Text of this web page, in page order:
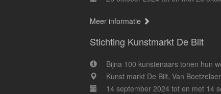
Meer informatie
Stichting Kunstmarkt De Bilt
Bijna 100 kunstenaars tonen hun
Kunst markt De Bilt, Van
14 september 2024 tot en met 14